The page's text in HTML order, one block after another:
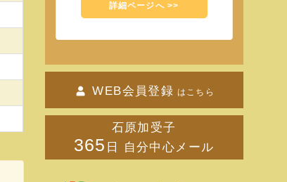
詳細ページへ >>
WEB会員登録 はこちら
石原加受子
365 日 自分中心メール